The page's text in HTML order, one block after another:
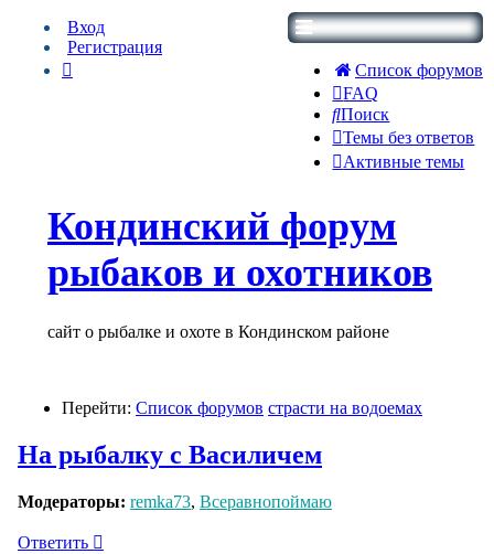
Список форумов
FAQ
Поиск
Темы без ответов
Активные темы
Вход
Регистрация
Кондинский форум
рыбаков и охотников
сайт о рыбалке и охоте в Кондинском районе
Перейти: Список форумов страсти на водоемах
На рыбалку с Василичем
Модераторы: remka73, Всеравнопоймаю
Ответить